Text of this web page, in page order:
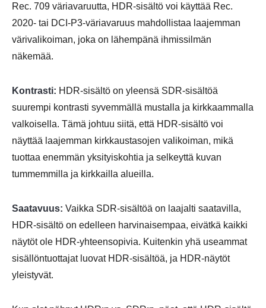
Rec. 709 väriavaruutta, HDR-sisältö voi käyttää Rec.
2020- tai DCI-P3-väriavaruus mahdollistaa laajemman
värivalikoiman, joka on lähempänä ihmissilmän
näkemää.
Kontrasti: HDR-sisältö on yleensä SDR-sisältöä
suurempi kontrasti syvemmällä mustalla ja kirkkaammalla
valkoisella. Tämä johtuu siitä, että HDR-sisältö voi
näyttää laajemman kirkkaustasojen valikoiman, mikä
tuottaa enemmän yksityiskohtia ja selkeyttä kuvan
tummemmilla ja kirkkailla alueilla.
Saatavuus: Vaikka SDR-sisältöä on laajalti saatavilla,
HDR-sisältö on edelleen harvinaisempaa, eivätkä kaikki
näytöt ole HDR-yhteensopivia. Kuitenkin yhä useammat
sisällöntuottajat luovat HDR-sisältöä, ja HDR-näytöt
yleistyvät.